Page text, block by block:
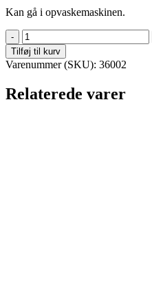
Kan gå i opvaskemaskinen.
Bomulds
filter
til
te
str
Tilføj til kurv
Varenummer (SKU): 36002
Relaterede varer